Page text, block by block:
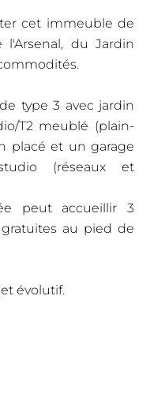
cet immeuble de
du Jardin
type 3 avec jardin
T2 meublé (plain-
placé et un garage
(réseaux et
peut accueillir 3
au pied de
évolutif.